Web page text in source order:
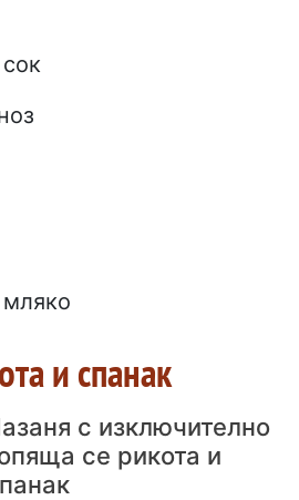
и спанак
с изключително
се рикота и